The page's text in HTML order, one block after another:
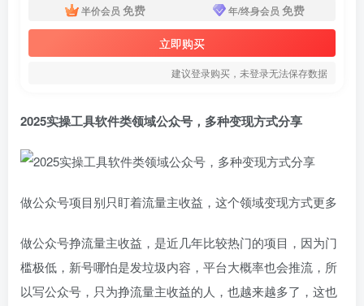
半价会员 免费 年/终身会员 免费
立即购买
建议登录购买，未登录无法保存数据
2025实操工具软件类领域公众号，多种变现方式分享
做公众号项目别只盯着流量主收益，这个领域变现方式更多
做公众号挣流量主收益，是近几年比较热门的项目，因为门
槛极低，新号哪怕是发垃圾内容，平台大概率也会推流，所
以写公众号，只为挣流量主收益的人，也越来越多了，这也